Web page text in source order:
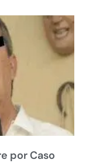
por Caso